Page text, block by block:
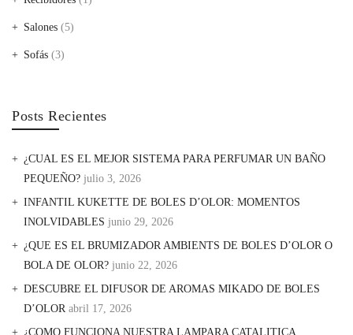
Salones (5)
Sofás (3)
Posts Recientes
¿CUAL ES EL MEJOR SISTEMA PARA PERFUMAR UN BAÑO
PEQUEÑO? julio 3, 2026
INFANTIL KUKETTE DE BOLES D’OLOR: MOMENTOS
INOLVIDABLES junio 29, 2026
¿QUE ES EL BRUMIZADOR AMBIENTS DE BOLES D’OLOR O
BOLA DE OLOR? junio 22, 2026
DESCUBRE EL DIFUSOR DE AROMAS MIKADO DE BOLES
D’OLOR abril 17, 2026
¿COMO FUNCIONA NUESTRA LAMPARA CATALITICA